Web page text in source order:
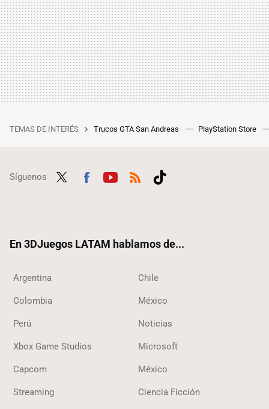
TEMAS DE INTERÉS Trucos GTA San Andreas PlayStation Store
Síguenos
En 3DJuegos LATAM hablamos de...
Argentina Chile
Colombia México
Perú Noticias
Xbox Game Studios Microsoft
Capcom México
Streaming Ciencia Ficción